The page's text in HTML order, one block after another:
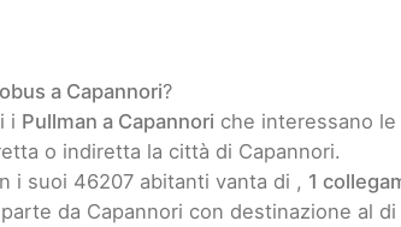
a Capannori?
i Pullman a Capannori che interessano le
o indiretta la città di Capannori.
i suoi 46207 abitanti vanta di , 1
da Capannori con destinazione al